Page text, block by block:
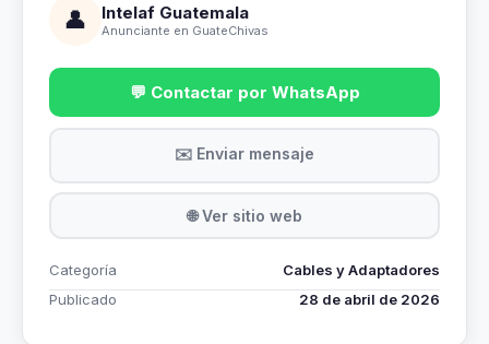
👤 Intelaf Guatemala
Anunciante en GuateChivas
💬 Contactar por WhatsApp
✉️ Enviar mensaje
🌐 Ver sitio web
Categoría
Cables y Adaptadores
Publicado
28 de abril de 2026